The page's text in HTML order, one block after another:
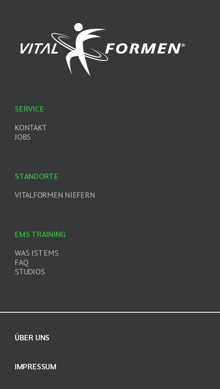
EMS TRAINING
WAS IST EMS
FAQ
STUDIOS
SERVICE
KONTAKT
JOBS
STANDORTE
VITALFORMEN NIEFERN
ÜBER UNS
IMPRESSUM